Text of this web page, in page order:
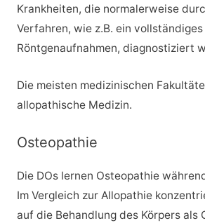
Krankheiten, die normalerweise
Verfahren, wie z.B. ein
Röntgenaufnahmen, diagnostiziert
Die meisten medizinischen
allopathische Medizin.
Osteopathie
Die DOs lernen Osteopathie
Im Vergleich zur Allopathie
auf die Behandlung des Körpers als